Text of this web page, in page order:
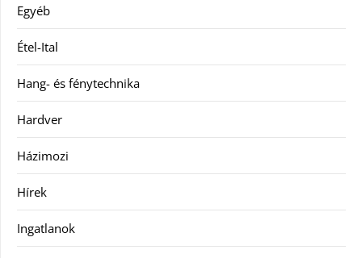
Egyéb
Étel-Ital
Hang- és fénytechnika
Hardver
Házimozi
Hírek
Ingatlanok